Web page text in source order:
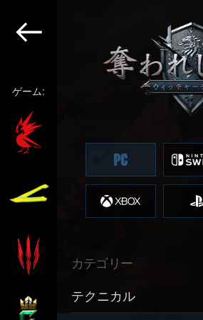
ゲーム:
カテゴリー
テクニカル